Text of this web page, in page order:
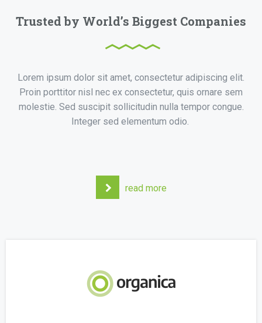
Trusted by World’s Biggest Companies
Lorem ipsum dolor sit amet, consectetur adipiscing elit.
Proin porttitor nisl nec ex consectetur, quis ornare sem
molestie. Sed suscipit sollicitudin nulla tempor congue.
Integer sed elementum odio.
read more